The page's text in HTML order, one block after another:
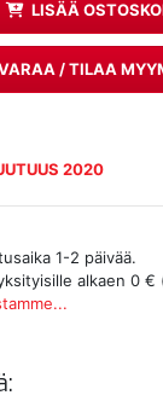
LISÄÄ
/ TILAA
2020
1-2 päivää.
alkaen 0 €